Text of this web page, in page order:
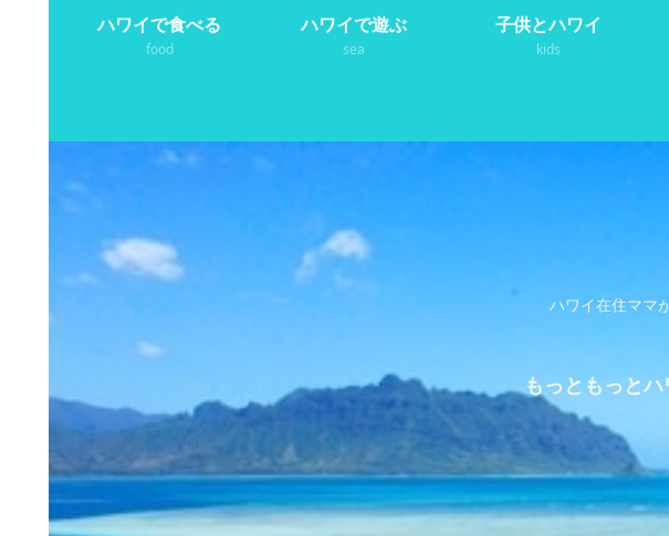
ハワイ在住ママ
もっともっと
ハワイで食べる
food
ハワイで遊ぶ
sea
子供とハワイ
kids